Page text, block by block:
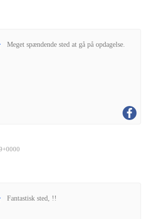
Meget spændende sted at gå på opdagelse.
Fantastisk sted, !!